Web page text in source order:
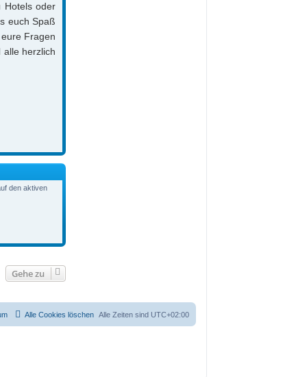
Hotels oder
euch Spaß
Fragen
herzlich
den aktiven
Gehe zu
Alle Zeiten sind UTC+02:00
Alle Cookies löschen